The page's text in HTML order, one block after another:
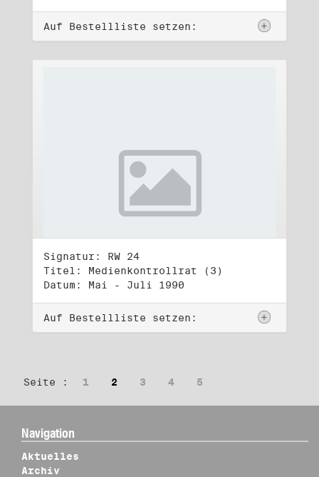
Auf Bestellliste setzen:
Signatur: RW 24
Titel: Medienkontrollrat (3)
Datum: Mai - Juli 1990
Auf Bestellliste setzen:
Seite : 1 2 3 4 5
Navigation
Aktuelles
Archiv